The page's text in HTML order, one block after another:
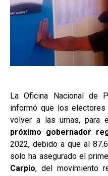
La Oficina Nacional de
informó que los
volver a las urnas, para
próximo gobernador
2022, debido a que al
solo ha asegurado el
Carpio, del movimiento